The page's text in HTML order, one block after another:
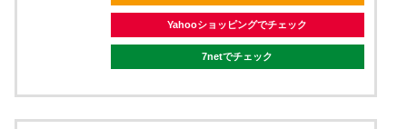
Yahooショッピングでチェック
7netでチェック